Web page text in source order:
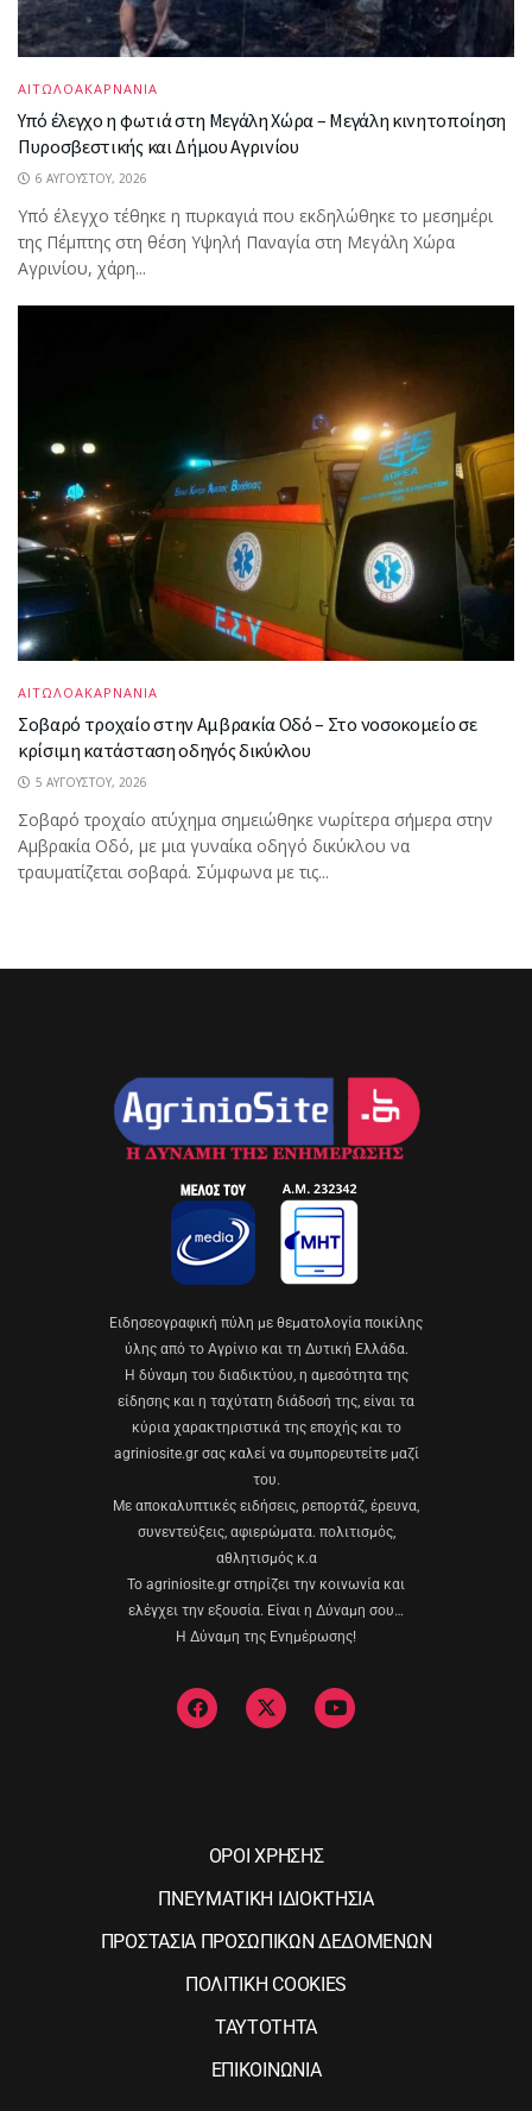
ΑΙΤΩΛΟΑΚΑΡΝΑΝΙΑ
Υπό έλεγχο η φωτιά στη Μεγάλη Χώρα – Μεγάλη κινητοποίηση
Πυροσβεστικής και Δήμου Αγρινίου
6 ΑΥΓΟΎΣΤΟΥ, 2026
Υπό έλεγχο τέθηκε η πυρκαγιά που εκδηλώθηκε το μεσημέρι
της Πέμπτης στη θέση Υψηλή Παναγία στη Μεγάλη Χώρα
Αγρινίου, χάρη...
ΑΙΤΩΛΟΑΚΑΡΝΑΝΙΑ
Σοβαρό τροχαίο στην Αμβρακία Οδό – Στο νοσοκομείο σε
κρίσιμη κατάσταση οδηγός δικύκλου
5 ΑΥΓΟΎΣΤΟΥ, 2026
Σοβαρό τροχαίο ατύχημα σημειώθηκε νωρίτερα σήμερα στην
Αμβρακία Οδό, με μια γυναίκα οδηγό δικύκλου να
τραυματίζεται σοβαρά. Σύμφωνα με τις...
Eιδησεογραφική πύλη με θεματολογία ποικίλης
ύλης από το Αγρίνιο και τη Δυτική Ελλάδα.
Η δύναμη του διαδικτύου, η αμεσότητα της
είδησης και η ταχύτατη διάδοσή της, είναι τα
κύρια χαρακτηριστικά της εποχής και το
agriniosite.gr σας καλεί να συμπορευτείτε μαζί
του.
Με αποκαλυπτικές ειδήσεις, ρεπορτάζ, έρευνα,
συνεντεύξεις, αφιερώματα. πολιτισμός,
αθλητισμός κ.α
Το agriniosite.gr στηρίζει την κοινωνία και
ελέγχει την εξουσία. Είναι η Δύναμη σου…
Η Δύναμη της Ενημέρωσης!
ΟΡΟΙ ΧΡΗΣΗΣ
ΠΝΕΥΜΑΤΙΚΗ ΙΔΙΟΚΤΗΣΙΑ
ΠΡΟΣΤΑΣΙΑ ΠΡΟΣΩΠΙΚΩΝ ΔΕΔΟΜΕΝΩΝ
ΠΟΛΙΤΙΚΗ COOKIES
ΤΑΥΤΟΤΗΤΑ
ΕΠΙΚΟΙΝΩΝΙΑ